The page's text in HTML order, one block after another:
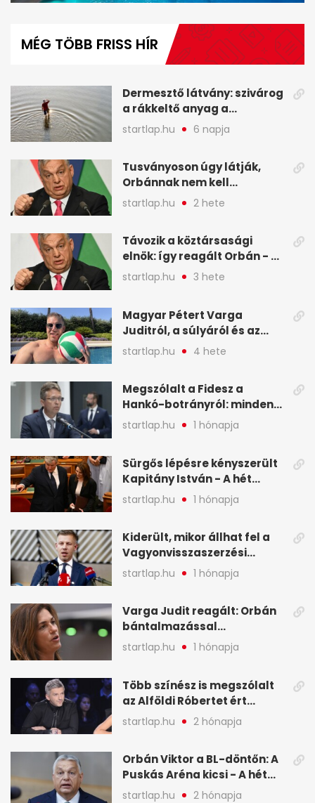
minute,
MÉG TÖBB FRISS HÍR
Dermesztő látvány: szivárog
a rákkeltő anyag a
kiszáradó Dunába
Budapesten - A hét
képekben
startlap.hu 6 napja
Tusványoson úgy látják,
Orbánnak nem kell
változtatnia - A hét
legfontosabb hírei
startlap.hu 2 hete
Távozik a köztársasági
elnök: így reagált Orbán - A
hét legfontosabb hírei
képekben
startlap.hu 3 hete
Magyar Pétert Varga
Juditról, a súlyáról és az
alvásidejéről is faggatták a
Redditen, sok kérdésre sírva
A hét legfontosabb hírei
képekben
startlap.hu 4 hete
Megszólalt a Fidesz a
Hankó-botrányról: minden
forint jó helyre ment - A hét
legfontosabb hírei
startlap.hu 1 hónapja
Sürgős lépésre kényszerült
Kapitány István - A hét
legfontosabb hírei
képekben
startlap.hu 1 hónapja
Kiderült, mikor állhat fel a
Vagyonvisszaszerzési
Hivatal - A hét legfontosabb
hírei képekben
startlap.hu 1 hónapja
Varga Judit reagált: Orbán
bántalmazással
kapcsolatban emlegette - A
hét legfontosabb hírei
startlap.hu 1 hónapja
Több színész is megszólalt
az Alföldi Róbertet ért
vádakról - A hét
legfontosabb hírei
startlap.hu 2 hónapja
Orbán Viktor a BL-döntőn: A
Puskás Aréna kicsi - A hét
legfontosabb hírei képeken
startlap.hu 2 hónapja